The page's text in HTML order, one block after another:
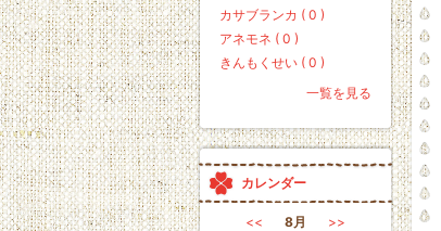
カサブランカ ( 0 )
アネモネ ( 0 )
きんもくせい ( 0 )
一覧を見る
カレンダー
<< 8月
>>